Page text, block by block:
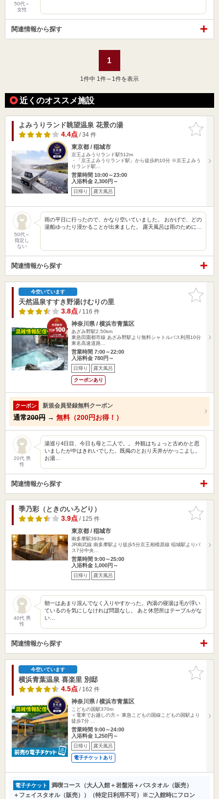
50代～
女性
関連情報から探す
1
1 件中 1件～1件を表示
近くのオススメ施設
お気に入
りに追加
よみうりランド眺望温泉 花景の湯
4.4点/ 34 件
東京都 / 稲城市
京王よみうりランド駅512m
・「京王よみうりランド駅」から徒歩約10分 ※京王よみう
りランド駅…
営業時間 10:00～23:00
入浴料金 2,300円～
日帰り 露天風呂
50代～
指定し
ない
雨の平日に行ったので、かなり空いていました。 おかげで、どの
湯船ゆったり浸かることが出来ました。 露天風呂は雨のために…
関連情報から探す
お気に入
りに追加
今空いています
天然温泉すすき野湯けむりの里
3.8点/ 116 件
神奈川県 / 横浜市青葉区
あざみ野駅2.50km
東急田園都市線 あざみ野駅より無料シャトルバス利用10分
東名高速道路…
営業時間 7:00～22:00
入浴料金 780円～
日帰り 露天風呂
クーポンあり
クーポン 新規会員登録無料クーポン
通常200円 → 無料（200円お得！）
20代 男
性
湯巡り4日目、今日も母と二人で。。 外観はちょっと古めかと思
いましたが中はきれいでした。既掲のとおり天井がかっこよし。
お湯…
関連情報から探す
お気に入
りに追加
季乃彩（ときのいろどり）
3.9点/ 125 件
東京都 / 稲城市
南多摩駅393m
JR南武線 南多摩駅より徒歩5分京王相模原線 稲城駅よりバ
ス7分中央…
営業時間 9:00～25:00
入浴料金 1,000円～
日帰り 露天風呂
40代 男
性
朝一はあまり混んでなく入りやすかった。内湯の寝湯は毛が浮い
ているのを気にしなければ問題なし。 あと休憩所はテーブルがな
い…
関連情報から探す
お気に入
りに追加
今空いています
横浜青葉温泉 喜楽里 別邸
4.5点/ 162 件
神奈川県 / 横浜市青葉区
こどもの国駅370m
＜電車でお越しの方＞ 東急こどもの国線こどもの国駅より
徒歩7分 …
営業時間 9:00～24:00
入浴料金 1,250円～
日帰り 露天風呂
電子チケットあり
電子チケット
満喫コース（大人入館＋岩盤浴＋バスタオル（販売）
＋フェイスタオル（販売））（特定日利用不可）※ご入館時にフロン